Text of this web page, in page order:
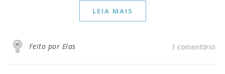
LEIA MAIS
Feito por Elas 1 comentário